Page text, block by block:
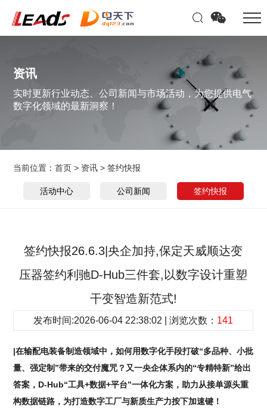
资讯
实时更新行业动态、公司新闻与市场活动，为您提供电气
数字化领域的最新洞察！
当前位置：首页 > 资讯 >签约快报
活动中心 公司新闻 签约快报
签约快报26.6.3|央企加持,保定天威顺达变
压器签约利驰D-Hub三件套,以数字设计重塑
干变智造新范式!
发布时间:2026-06-04 22:38:02 | 浏览次数： 141
|在输配电装备制造领域中，如何用数字化手段打破“多品种、小批
量、强定制”带来的交付魔咒？又一央企体系内的“专精特新”给出
答案，D-Hub“工具+数据+平台”一体化方案，助力从接单源头重
构数据链路，为打造数字工厂与新质生产力按下加速键！